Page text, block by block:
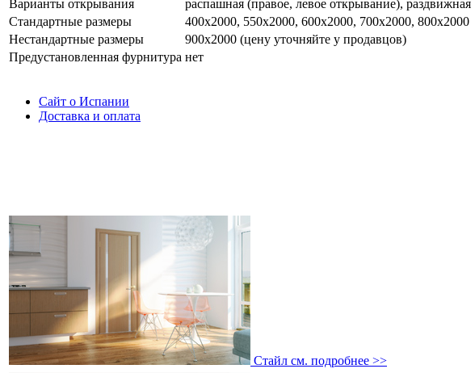
Варианты открывания
распашная (правое, левое открывание), раздвижная
Стандартные размеры
400х2000, 550х2000, 600х2000, 700х2000, 800х2000
Нестандартные размеры
900х2000 (цену уточняйте у продавцов)
Предустановленная фурнитура нет
Сайт о Испании
Доставка и оплата
Стайл см. подробнее >>